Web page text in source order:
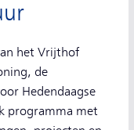
het Vrijthof
de
Hedendaagse
programma met